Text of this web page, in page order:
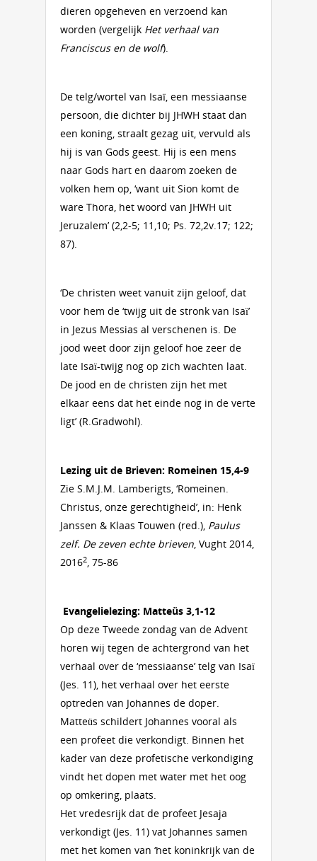
dieren opgeheven en verzoend kan
worden (vergelijk Het verhaal van
Franciscus en de wolf).
De telg/wortel van Isaï, een messiaanse
persoon, die dichter bij JHWH staat dan
een koning, straalt gezag uit, vervuld als
hij is van Gods geest. Hij is een mens
naar Gods hart en daarom zoeken de
volken hem op, ‘want uit Sion komt de
ware Thora, het woord van JHWH uit
Jeruzalem’ (2,2-5; 11,10; Ps. 72,2v.17; 122;
87).
‘De christen weet vanuit zijn geloof, dat
voor hem de ‘twijg uit de stronk van Isaï’
in Jezus Messias al verschenen is. De
jood weet door zijn geloof hoe zeer de
late Isaï-twijg nog op zich wachten laat.
De jood en de christen zijn het met
elkaar eens dat het einde nog in de verte
ligt’ (R.Gradwohl).
Lezing uit de Brieven: Romeinen 15,4-9
Zie S.M.J.M. Lamberigts, ‘Romeinen.
Christus, onze gerechtigheid’, in: Henk
Janssen & Klaas Touwen (red.), Paulus
zelf. De zeven echte brieven, Vught 2014,
20162, 75-86
Evangelielezing: Matteüs 3,1-12
Op deze Tweede zondag van de Advent
horen wij tegen de achtergrond van het
verhaal over de ‘messiaanse’ telg van Isaï
(Jes. 11), het verhaal over het eerste
optreden van Johannes de doper.
Matteüs schildert Johannes vooral als
een profeet die verkondigt. Binnen het
kader van deze profetische verkondiging
vindt het dopen met water met het oog
op omkering, plaats.
Het vredesrijk dat de profeet Jesaja
verkondigt (Jes. 11) vat Johannes samen
met het komen van ‘het koninkrijk van de